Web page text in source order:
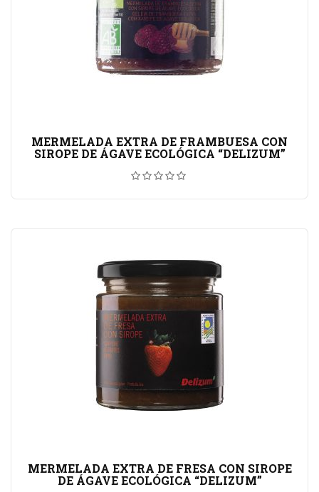
MERMELADA EXTRA DE FRAMBUESA CON
SIROPE DE ÁGAVE ECOLÓGICA “DELIZUM”
MERMELADA EXTRA DE FRESA CON SIROPE
DE ÁGAVE ECOLÓGICA “DELIZUM”